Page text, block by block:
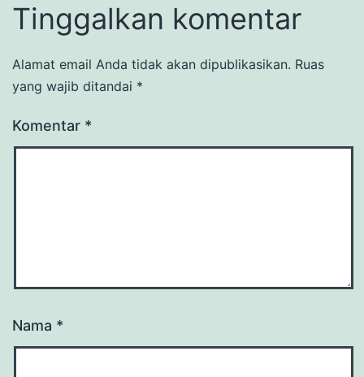
Tinggalkan komentar
Alamat email Anda tidak akan dipublikasikan. Ruas
yang wajib ditandai *
Komentar *
Nama *